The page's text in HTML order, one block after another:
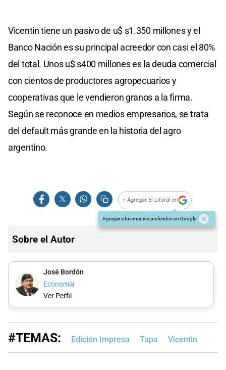
Vicentin tiene un pasivo de u$ s1.350 millones y el
Banco Nación es su principal acreedor con casi el 80%
del total. Unos u$ s400 millones es la deuda comercial
con cientos de productores agropecuarios y
cooperativas que le vendieron granos a la firma.
Según se reconoce en medios empresarios, se trata
del default más grande en la historia del agro
argentino.
+ Agregar El Litoral en
Agregar a tus medios preferidos en Google
Sobre el Autor
José Bordón
Economía
Ver Perfil
#TEMAS: Edición Impresa Tapa Vicentin